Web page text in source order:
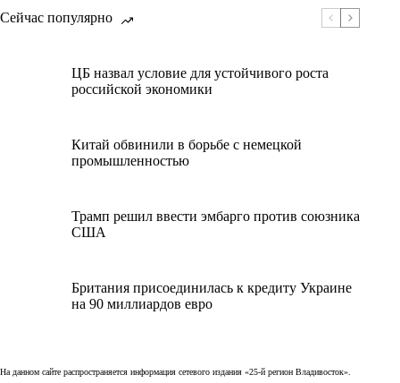
Сейчас популярно
ЦБ назвал условие для устойчивого роста
российской экономики
Китай обвинили в борьбе с немецкой
промышленностью
Трамп решил ввести эмбарго против союзника
США
Британия присоединилась к кредиту Украине
на 90 миллиардов евро
На данном сайте распространяется информация сетевого издания «25-й регион Владивосток».